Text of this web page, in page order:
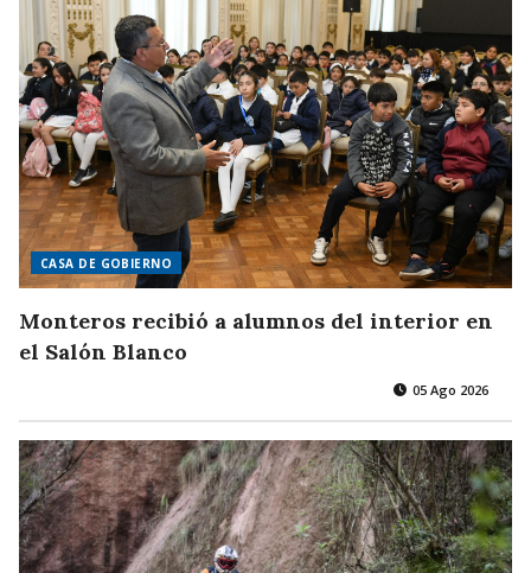
CASA DE GOBIERNO
Monteros recibió a alumnos del interior en
el Salón Blanco
05 Ago 2026